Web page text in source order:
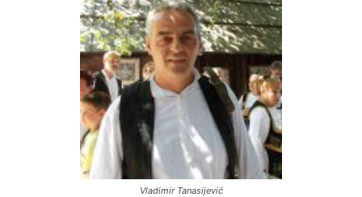
Vladimir Tanasijević